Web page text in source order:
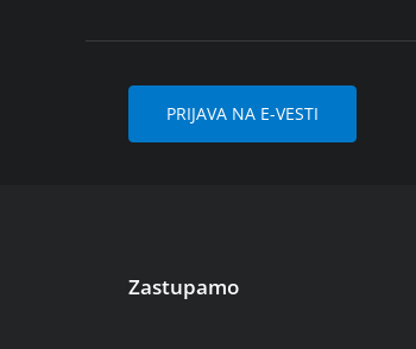
PRIJAVA NA E-VESTI
Zastupamo